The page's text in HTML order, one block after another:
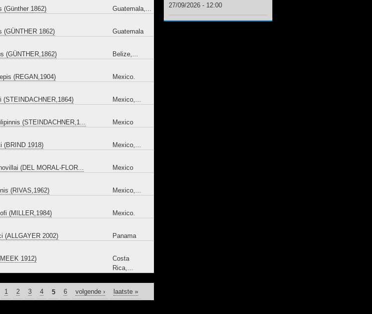
(Günther 1862) Guatemala,...
(GÜNTHER 1862) Guatemala
(GÜNTHER,1862) Belize,...
(REGAN,1904) Mexico.
(STEINDACHNER,1864) Mexico,...
(STEINDACHNER,1... Mexico
(BRIND 1918) Mexico,...
(DEL MORAL-FLOR... Mexico
(RIVAS,1962) Mexico,...
(MILLER,1984) Mexico.
(ALLGAYER 2002) Panama
1912)
Costa
Rica,...
1 2 3 4 5 6 volgende › laatste »
27/09/2026 - 12:00